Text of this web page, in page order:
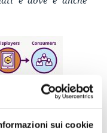
sui cookie
dagli Openbadges